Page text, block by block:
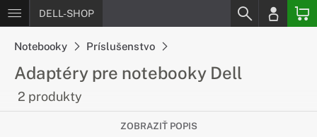
DELL-SHOP
Notebooky Príslušenstvo
Adaptéry pre notebooky Dell
2 produkty
Nabíjanie rýchlo a pohodlne
ZOBRAZIŤ POPIS